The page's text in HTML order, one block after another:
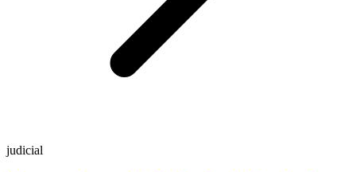
judicial